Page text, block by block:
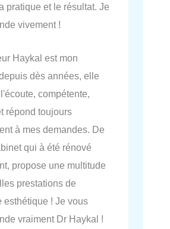
pratique et le résultat. Je
vivement !
Haykal est mon
dès années, elle
compétente,
répond toujours
à mes demandes. De
qui à été rénové
propose une multitude
prestations de
esthétique ! Je vous
vraiment Dr Haykal !